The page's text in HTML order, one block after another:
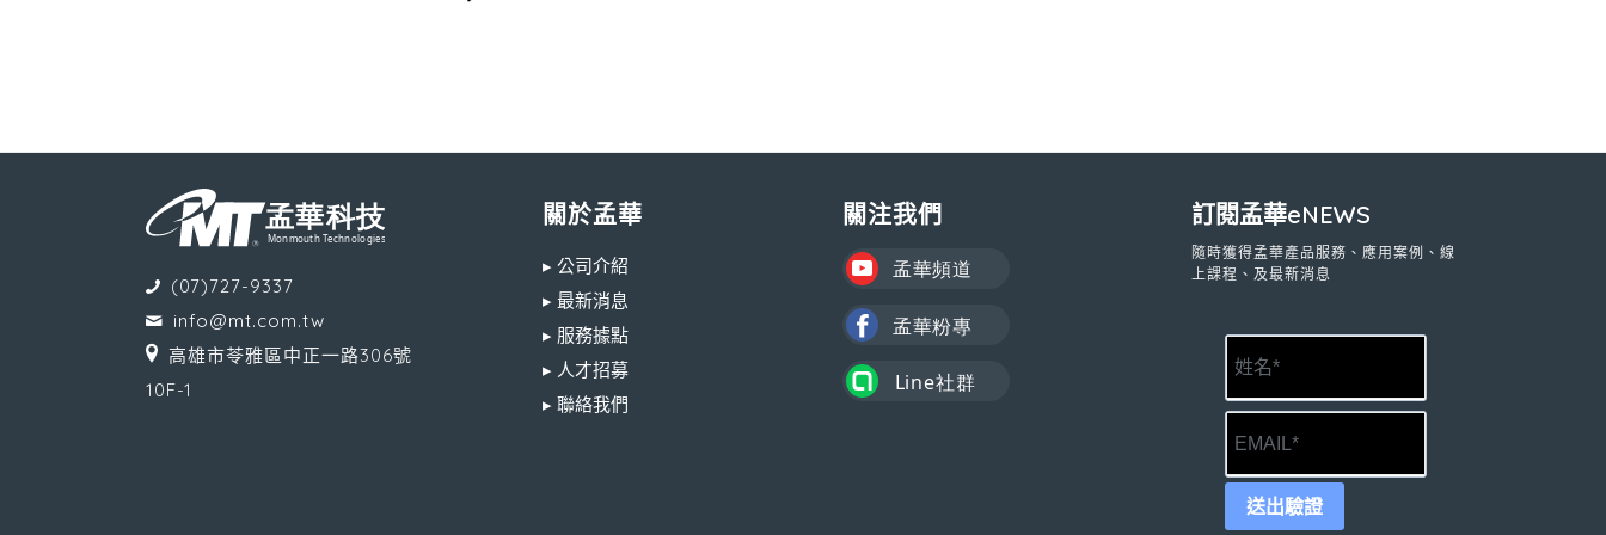
(07)727-9337
info@mt.com.tw
高雄市苓雅區中正一路306號
10F-1
關於孟華
▸ 公司介紹
▸ 最新消息
▸ 服務據點
▸ 人才招募
▸ 聯絡我們
關注我們 訂閱孟華eNEWS
隨時獲得孟華產品服務、應用案例、線
上課程、及最新消息
送出驗證